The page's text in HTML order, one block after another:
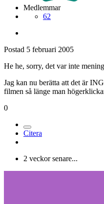
Medlemmar
62
Postad 5 februari 2005
He he, sorry, det var inte
Jag kan nu berätta att det är
filmen så länge man
0
Citera
2 veckor senare...